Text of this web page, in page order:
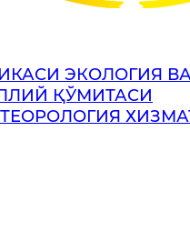
ЭКОЛОГИЯ
ҚЎМИТАСИ